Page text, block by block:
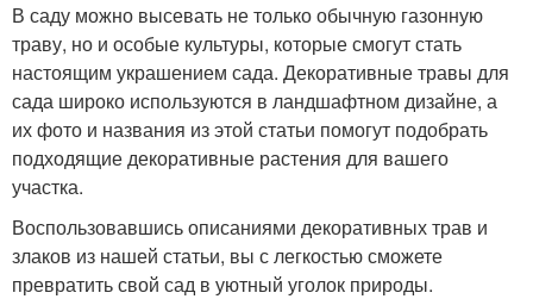
В саду можно высевать не только обычную газонную
траву, но и особые культуры, которые смогут стать
настоящим украшением сада. Декоративные травы для
сада широко используются в ландшафтном дизайне, а
их фото и названия из этой статьи помогут подобрать
подходящие декоративные растения для вашего
участка.
Воспользовавшись описаниями декоративных трав и
злаков из нашей статьи, вы с легкостью сможете
превратить свой сад в уютный уголок природы.